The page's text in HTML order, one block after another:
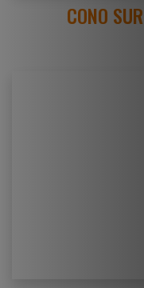
CONO